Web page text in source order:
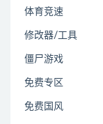
体育竞速
修改器/工具
僵尸游戏
免费专区
免费国风